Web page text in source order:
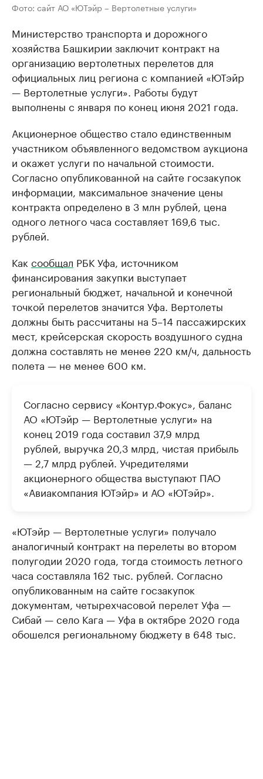
Фото: сайт АО «ЮТэйр – Вертолетные услуги»
Министерство транспорта и дорожного
хозяйства Башкирии заключит контракт на
организацию вертолетных перелетов для
официальных лиц региона с компанией «ЮТэйр
— Вертолетные услуги». Работы будут
выполнены с января по конец июня 2021 года.
Акционерное общество стало единственным
участником объявленного ведомством аукциона
и окажет услуги по начальной стоимости.
Согласно опубликованной на сайте госзакупок
информации, максимальное значение цены
контракта определено в 3 млн рублей, цена
одного летного часа составляет 169,6 тыс.
рублей.
Как сообщал РБК Уфа, источником
финансирования закупки выступает
региональный бюджет, начальной и конечной
точкой перелетов значится Уфа. Вертолеты
должны быть рассчитаны на 5–14 пассажирских
мест, крейсерская скорость воздушного судна
должна составлять не менее 220 км/ч, дальность
полета — не менее 600 км.
Согласно сервису «Контур.Фокус», баланс
АО «ЮТэйр — Вертолетные услуги» на
конец 2019 года составил 37,9 млрд
рублей, выручка 20,3 млрд, чистая прибыль
— 2,7 млрд рублей. Учредителями
акционерного общества выступают ПАО
«Авиакомпания ЮТэйр» и АО «ЮТэйр».
«ЮТэйр — Вертолетные услуги» получало
аналогичный контракт на перелеты во втором
полугодии 2020 года, тогда стоимость летного
часа составляла 162 тыс. рублей. Согласно
опубликованным на сайте госзакупок
документам, четырехчасовой перелет Уфа —
Сибай — село Кага — Уфа в октябре 2020 года
обошелся региональному бюджету в 648 тыс.